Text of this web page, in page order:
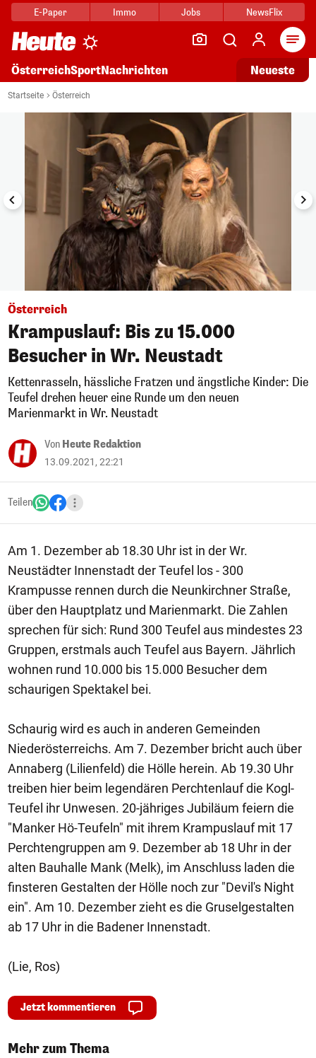
E-Paper Immo Jobs NewsFlix
ÖsterreichSportNachrichten Neueste
Startseite Österreich
1/6
Österreich
Krampuslauf: Bis zu 15.000
Besucher in Wr. Neustadt
Kettenrasseln, hässliche Fratzen und ängstliche Kinder: Die
Teufel drehen heuer eine Runde um den neuen
Marienmarkt in Wr. Neustadt
Von Heute Redaktion
13.09.2021, 22:21
Teilen
Am 1. Dezember ab 18.30 Uhr ist in der Wr.
Neustädter Innenstadt der Teufel los - 300
Krampusse rennen durch die Neunkirchner Straße,
über den Hauptplatz und Marienmarkt. Die Zahlen
sprechen für sich: Rund 300 Teufel aus mindestes 23
Gruppen, erstmals auch Teufel aus Bayern. Jährlich
wohnen rund 10.000 bis 15.000 Besucher dem
schaurigen Spektakel bei.
Schaurig wird es auch in anderen Gemeinden
Niederösterreichs. Am 7. Dezember bricht auch über
Annaberg (Lilienfeld) die Hölle herein. Ab 19.30 Uhr
treiben hier beim legendären Perchtenlauf die Kogl-
Teufel ihr Unwesen. 20-jähriges Jubiläum feiern die
"Manker Hö-Teufeln" mit ihrem Krampuslauf mit 17
Perchtengruppen am 9. Dezember ab 18 Uhr in der
alten Bauhalle Mank (Melk), im Anschluss laden die
finsteren Gestalten der Hölle noch zur "Devil's Night
ein". Am 10. Dezember zieht es die Gruselgestalten
ab 17 Uhr in die Badener Innenstadt.
(Lie, Ros)
Jetzt kommentieren
Mehr zum Thema